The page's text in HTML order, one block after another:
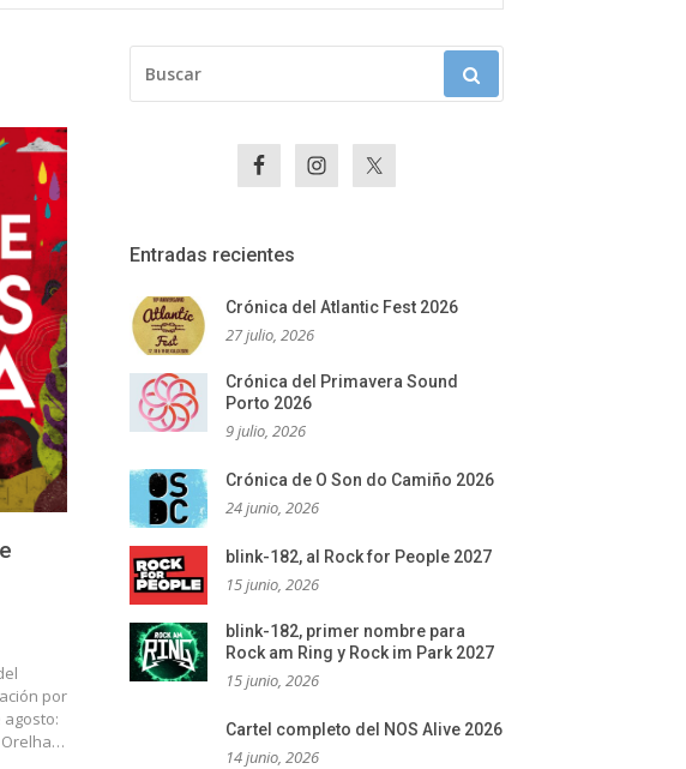
por
Orelha…
Entradas recientes
Crónica del Atlantic Fest 2026
27 julio, 2026
Crónica del Primavera Sound
Porto 2026
9 julio, 2026
Crónica de O Son do Camiño 2026
24 junio, 2026
blink-182, al Rock for People 2027
15 junio, 2026
blink-182, primer nombre para
Rock am Ring y Rock im Park 2027
15 junio, 2026
Cartel completo del NOS Alive 2026
14 junio, 2026